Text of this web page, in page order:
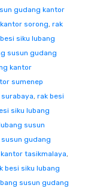
gudang kantor
sorong, rak
siku lubang
susun gudang
kantor
sumenep
, rak besi
siku lubang
susun
gudang
tasikmalaya,
besi siku lubang
susun gudang